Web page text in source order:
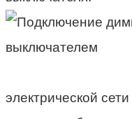
электрической